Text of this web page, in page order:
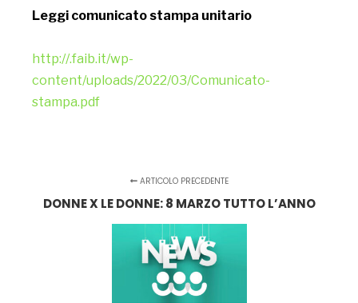
Leggi comunicato stampa unitario
http://.faib.it/wp-
content/uploads/2022/03/Comunicato-
stampa.pdf
ARTICOLO PRECEDENTE
DONNE X LE DONNE: 8 MARZO TUTTO L’ANNO